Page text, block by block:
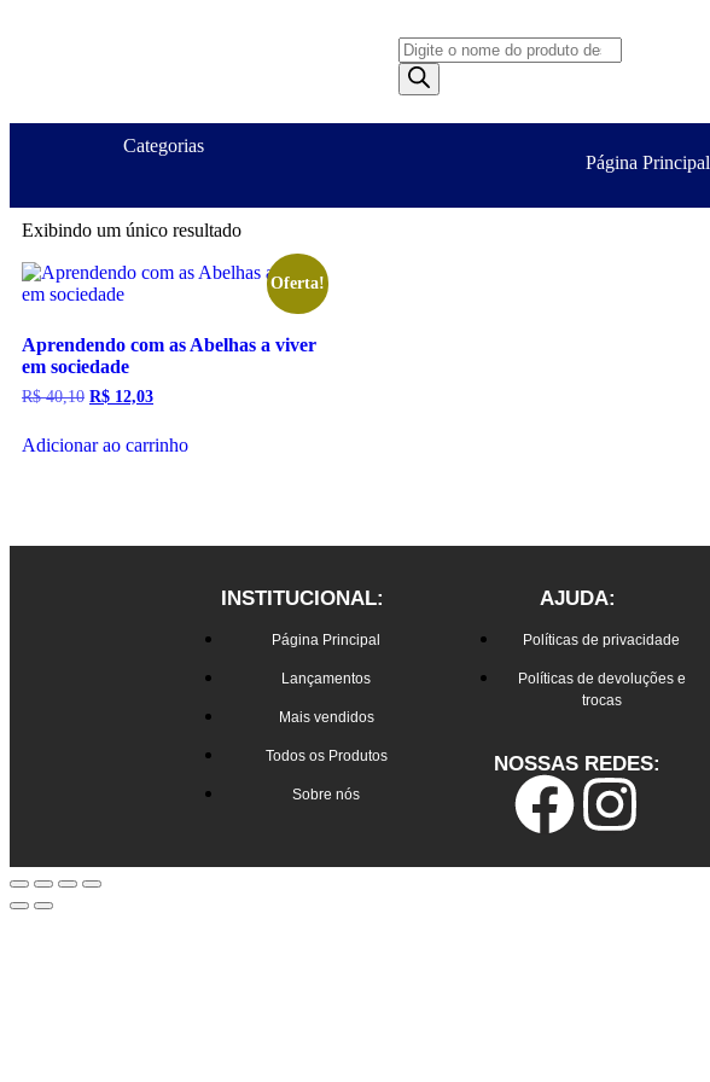
Categorias
Página Principal
Exibindo um único resultado
Oferta!
Aprendendo com as Abelhas a viver
em sociedade
R$40,10 R$ 12,03
Adicionar ao carrinho
INSTITUCIONAL:
Página Principal
Lançamentos
Mais vendidos
Todos os Produtos
Sobre nós
AJUDA:
Políticas de privacidade
Políticas de devoluções e
trocas
NOSSAS REDES: